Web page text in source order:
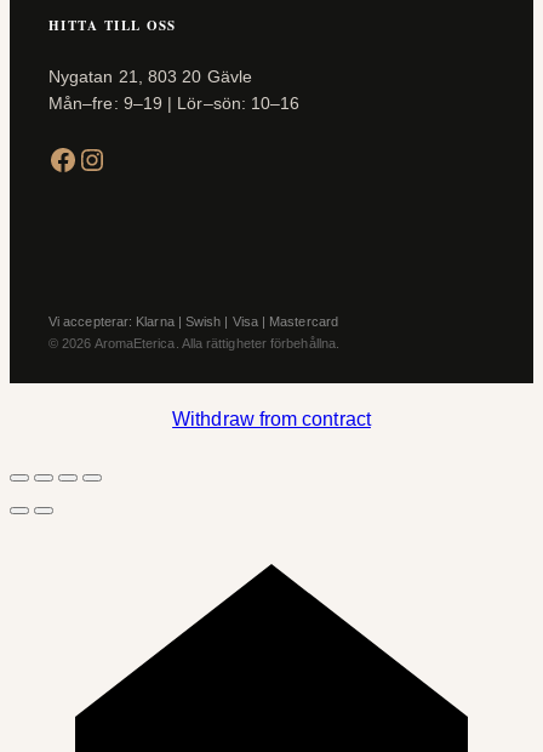
HITTA TILL OSS
Nygatan 21, 803 20 Gävle
Mån–fre: 9–19 | Lör–sön: 10–16
Facebook Instagram
Vi accepterar: Klarna | Swish | Visa | Mastercard
© 2026 AromaEterica. Alla rättigheter förbehållna.
Withdraw from contract